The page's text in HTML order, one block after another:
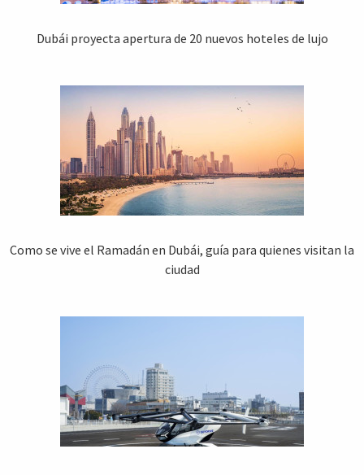
Dubái proyecta apertura de 20 nuevos hoteles de lujo
Como se vive el Ramadán en Dubái, guía para quienes visitan la
ciudad